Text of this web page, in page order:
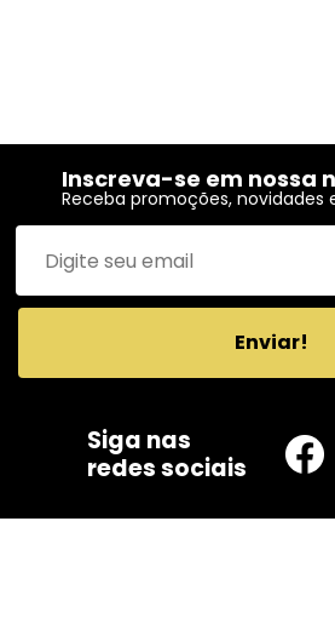
Inscreva-se em nossa
Receba promoções, novidades
Enviar!
Siga nas
redes sociais